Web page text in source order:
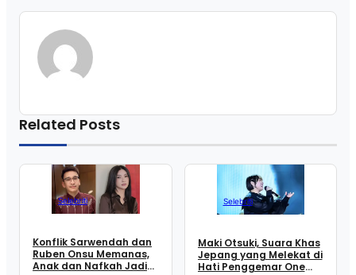
Related Posts
Selebriti
Konflik Sarwendah dan
Ruben Onsu Memanas,
Anak dan Nafkah Jadi
Selebriti
Maki Otsuki, Suara Khas
Jepang yang Melekat di
Hati Penggemar One